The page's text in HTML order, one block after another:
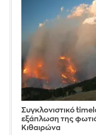
Συγκλονιστικό
εξάπλωση της
Κιθαιρώνα